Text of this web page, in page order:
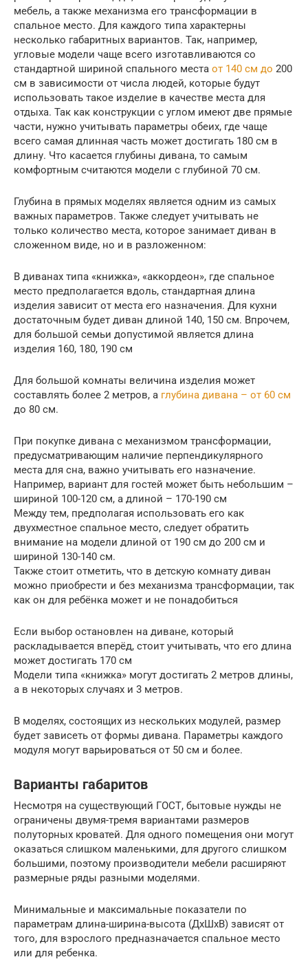
мебель, а также механизма его трансформации в
спальное место. Для каждого типа характерны
несколько габаритных вариантов. Так, например,
угловые модели чаще всего изготавливаются со
стандартной шириной спального места от 140 см до 200
см в зависимости от числа людей, которые будут
использовать такое изделие в качестве места для
отдыха. Так как конструкции с углом имеют две прямые
части, нужно учитывать параметры обеих, где чаще
всего самая длинная часть может достигать 180 см в
длину. Что касается глубины дивана, то самым
комфортным считаются модели с глубиной 70 см.
Глубина в прямых моделях является одним из самых
важных параметров. Также следует учитывать не
только количество места, которое занимает диван в
сложенном виде, но и в разложенном:
В диванах типа «книжка», «аккордеон», где спальное
место предполагается вдоль, стандартная длина
изделия зависит от места его назначения. Для кухни
достаточным будет диван длиной 140, 150 см. Впрочем,
для большой семьи допустимой является длина
изделия 160, 180, 190 см
Для большой комнаты величина изделия может
составлять более 2 метров, а глубина дивана – от 60 см
до 80 см.
При покупке дивана с механизмом трансформации,
предусматривающим наличие перпендикулярного
места для сна, важно учитывать его назначение.
Например, вариант для гостей может быть небольшим –
шириной 100-120 см, а длиной – 170-190 см
Между тем, предполагая использовать его как
двухместное спальное место, следует обратить
внимание на модели длиной от 190 см до 200 см и
шириной 130-140 см.
Также стоит отметить, что в детскую комнату диван
можно приобрести и без механизма трансформации, так
как он для ребёнка может и не понадобиться
Если выбор остановлен на диване, который
раскладывается вперёд, стоит учитывать, что его длина
может достигать 170 см
Модели типа «книжка» могут достигать 2 метров длины,
а в некоторых случаях и 3 метров.
В моделях, состоящих из нескольких модулей, размер
будет зависеть от формы дивана. Параметры каждого
модуля могут варьироваться от 50 см и более.
Варианты габаритов
Несмотря на существующий ГОСТ, бытовые нужды не
ограничены двумя-тремя вариантами размеров
полуторных кроватей. Для одного помещения они могут
оказаться слишком маленькими, для другого слишком
большими, поэтому производители мебели расширяют
размерные ряды разными моделями.
Минимальные и максимальные показатели по
параметрам длина-ширина-высота (ДхШхВ) зависят от
того, для взрослого предназначается спальное место
или для ребенка.